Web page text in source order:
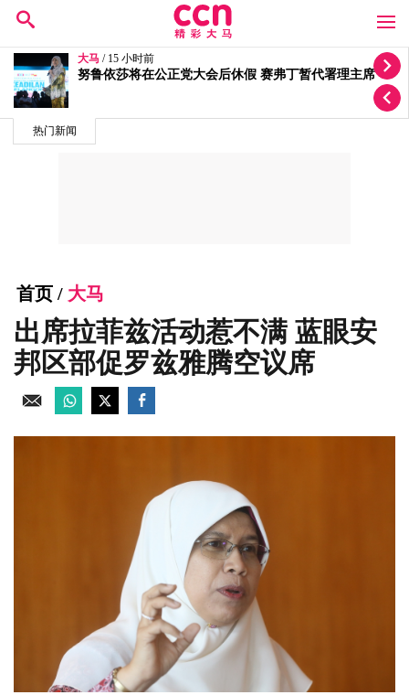
热门新闻
大马 / 18 小时前
质疑选区拨款变成公正党区部基金 李健聪促政府交代
首页 / 大马
出席拉菲兹活动惹不满 蓝眼安
邦区部促罗兹雅腾空议席